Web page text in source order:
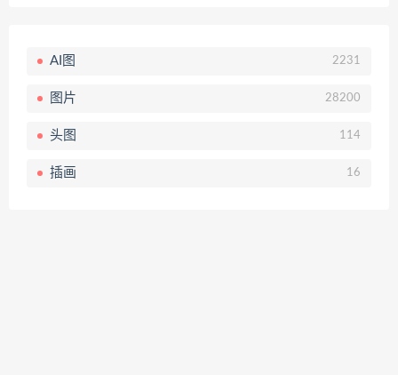
AI图 2231
图片 28200
头图 114
插画 16